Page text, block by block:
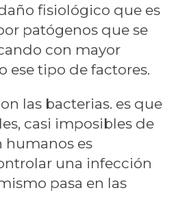
fisiológico que es
patógenos que se
con mayor
ese tipo de factores.
las bacterias. es que
casi imposibles de
humanos es
una infección
pasa en las